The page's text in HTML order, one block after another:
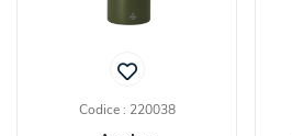
Codice : 220038